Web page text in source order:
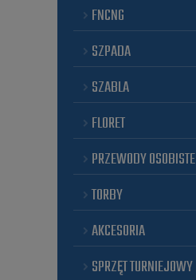
FNCNG
SZPADA
SZABLA
FLORET
PRZEWODY OSOBISTE
TORBY
AKCESORIA
SPRZĘT TURNIEJOWY